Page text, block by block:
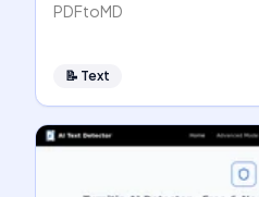
PDFtoMD
📝 Text